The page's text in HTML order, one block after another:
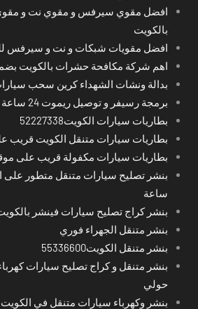
افضل مقوي سيرفس و مقوي نت و
بالكويت
افضل مقويات شبكات و نت و سيرفس
اهم شركة مكافحة حشرات بالكويت
بدالة ونشات الشهداء كرين سحب
برمجة رسيفر و توصيل ريموت 24 ساعة في محافظات الكويت
بطاريات سيارات الكويت52227338
بطاريات سيارات متنقل الكويت قريب
بطاريات سيارات مكفولة قريب على
ساعة
بنشر كراج تصليح سيارات فينشر
بنشر متنقل الجهراء فوري
بنشر متنقل الكويت55336600
بنشر متنقل و كراج تصليح سيارات
حولي
بنشر وكهرباء سيارات متنقل في الكويت